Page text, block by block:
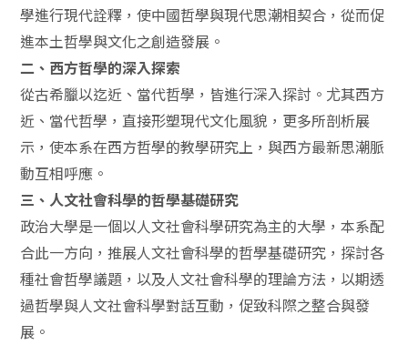
學進行現代詮釋，使中國哲學與現代思潮相契合，從而促
進本土哲學與文化之創造發展。
二、西方哲學的深入探索
從古希臘以迄近、當代哲學，皆進行深入探討。尤其西方
近、當代哲學，直接形塑現代文化風貌，更多所剖析展
示，使本系在西方哲學的教學研究上，與西方最新思潮脈
動互相呼應。
三、人文社會科學的哲學基礎研究
政治大學是一個以人文社會科學研究為主的大學，本系配
合此一方向，推展人文社會科學的哲學基礎研究，探討各
種社會哲學議題，以及人文社會科學的理論方法，以期透
過哲學與人文社會科學對話互動，促致科際之整合與發
展。